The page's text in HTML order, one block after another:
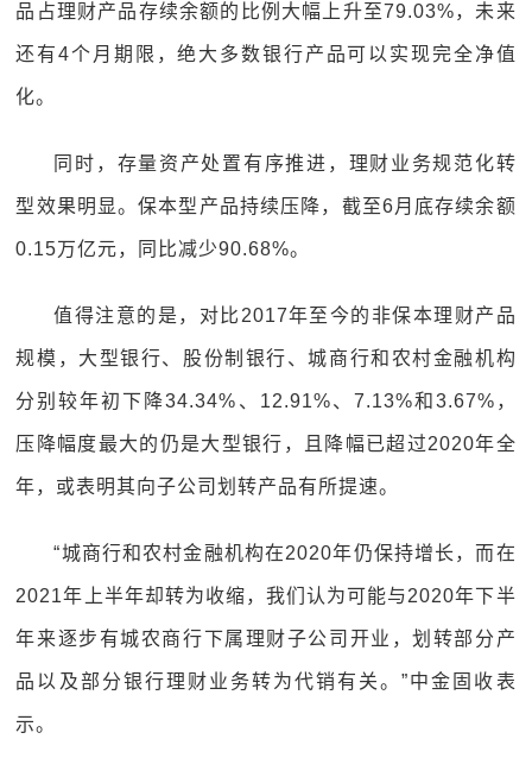
品占理财产品存续余额的比例大幅上升至79.03%，未来
还有4个月期限，绝大多数银行产品可以实现完全净值
化。
同时，存量资产处置有序推进，理财业务规范化转
型效果明显。保本型产品持续压降，截至6月底存续余额
0.15万亿元，同比减少90.68%。
值得注意的是，对比2017年至今的非保本理财产品
规模，大型银行、股份制银行、城商行和农村金融机构
分别较年初下降34.34%、12.91%、7.13%和3.67%，
压降幅度最大的仍是大型银行，且降幅已超过2020年全
年，或表明其向子公司划转产品有所提速。
“城商行和农村金融机构在2020年仍保持增长，而在
2021年上半年却转为收缩，我们认为可能与2020年下半
年来逐步有城农商行下属理财子公司开业，划转部分产
品以及部分银行理财业务转为代销有关。”中金固收表
示。